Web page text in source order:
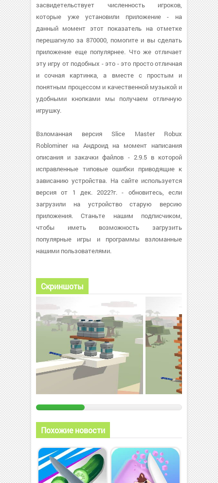
засвидетельствует численность игроков,
которые уже установили приложение - на
данный момент этот показатель на отметке
перешагнуло за 870000, помогите и вы сделать
приложение еще популярнее. Что же отличает
эту игру от подобных - это - это просто отличная
и сочная картинка, а вместе с простым и
понятным процессом и качественной музыкой и
удобными кнопками мы получаем отличную
игрушку.
Взломанная версия Slice Master Robux
Roblominer на Андроид на момент написания
описания и закачки файлов - 2.9.5 в которой
исправленные типовые ошибки приводящие к
зависанию устройства. На сайте используется
версия от 1 дек. 2022?г. - обновитесь, если
загрузили на устройство старую версию
приложения. Станьте нашим подписчиком,
чтобы иметь возможность загрузить
популярные игры и программы взломанные
нашими пользователями.
Скриншоты
Похожие новости